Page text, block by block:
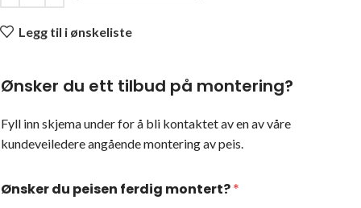
Legg til i ønskeliste
Ønsker du ett tilbud på montering?
Fyll inn skjema under for å bli kontaktet av en av våre
kundeveiledere angående montering av peis.
Ønsker du peisen ferdig montert?*